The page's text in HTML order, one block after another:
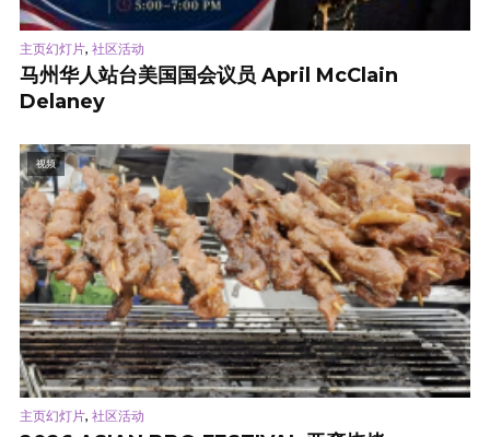
主页幻灯片, 社区活动
马州华人站台美国国会议员 April McClain
Delaney
视频
主页幻灯片, 社区活动